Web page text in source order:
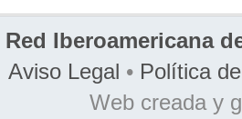
Red Iberoamericana
Aviso Legal • Política
Web creada y